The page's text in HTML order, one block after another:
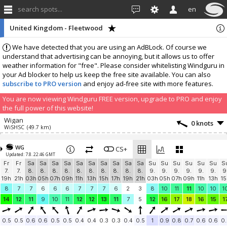
search spots... en
We have detected that you are using an AdBLock. Of course we
understand that advertising can be annoying, but it allows us to offer
weather information for "free". Please consider whitelisting Windguru in
your Ad blocker to help us keep the free site available. You can also
subscribe to PRO version and enjoy ad-free site with more features.
You are now viewing Windguru FREE version, upgrade to PRO and enjoy
the full power of this website!
United Kingdom - Fleetwood
Wigan
WiSHSC (49.7 km) 0 knots
WG
Updated: 7.8. 22:46 GMT
CS+
Fr
7.
19h
Fr
7.
21h
Sa
8.
03h
Sa
8.
05h
Sa
8.
07h
Sa
8.
09h
Sa
8.
11h
Sa
8.
13h
Sa
8.
15h
Sa
8.
17h
Sa
8.
19h
Sa
8.
21h
Su
9.
03h
Su
9.
05h
Su
9.
07h
Su
9.
09h
Su
9.
11h
Su
9.
13h
8
7 7 6 6 6 7 7 7 6 2 3 8 10 11 11 10 10
14
12 11 9 10 11 12 12 13 11 7 5 12 16 17 18 16 15
0.5 0.5 0.6 0.6 0.5 0.5 0.4 0.4 0.3 0.3 0.4 0.5 1 0.9 0.8 0.7 0.6 0.6